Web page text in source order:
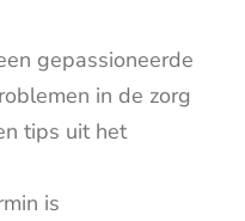
gepassioneerde
in de zorg
tips uit het
is